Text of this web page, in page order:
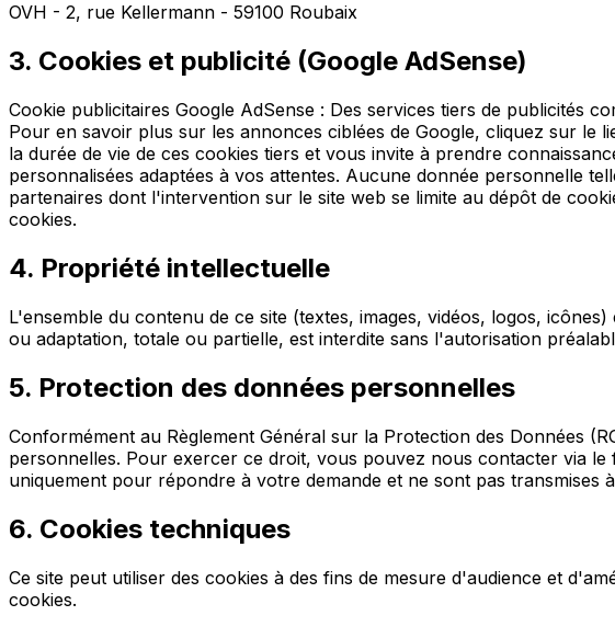
OVH - 2, rue Kellermann - 59100 Roubaix
3. Cookies et publicité (Google AdSense)
Cookie publicitaires Google AdSense : Des services tiers de publicités
Pour en savoir plus sur les annonces ciblées de Google, cliquez sur le
la durée de vie de ces cookies tiers et vous invite à prendre
personnalisées adaptées à vos attentes. Aucune donnée personnelle
partenaires dont l'intervention sur le site web se limite au dépôt de
cookies.
4. Propriété intellectuelle
L'ensemble du contenu de ce site (textes, images, vidéos, logos,
ou adaptation, totale ou partielle, est interdite sans l'autorisation
5. Protection des données personnelles
Conformément au Règlement Général sur la Protection des Données
personnelles. Pour exercer ce droit, vous pouvez nous contacter via
uniquement pour répondre à votre demande et ne sont pas transmises
6. Cookies techniques
Ce site peut utiliser des cookies à des fins de mesure d'audience et
cookies.